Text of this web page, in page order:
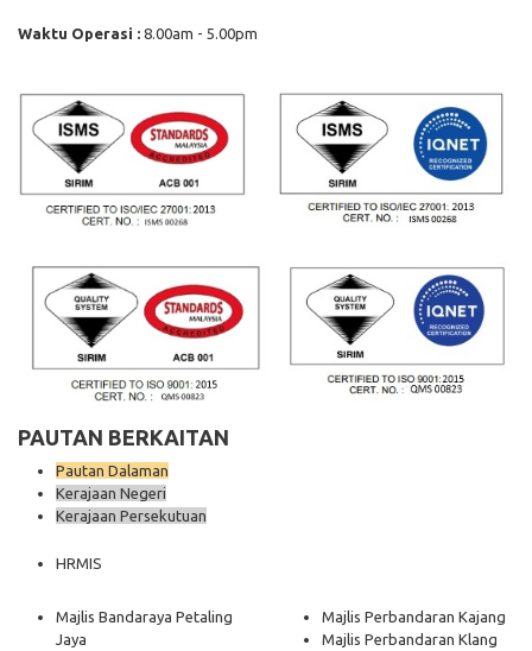
Waktu Operasi : 8.00am - 5.00pm
PAUTAN BERKAITAN
Pautan Dalaman
Kerajaan Negeri
Kerajaan Persekutuan
HRMIS
Majlis Bandaraya Petaling
Jaya
Majlis Perbandaran Kajang
Majlis Perbandaran Klang